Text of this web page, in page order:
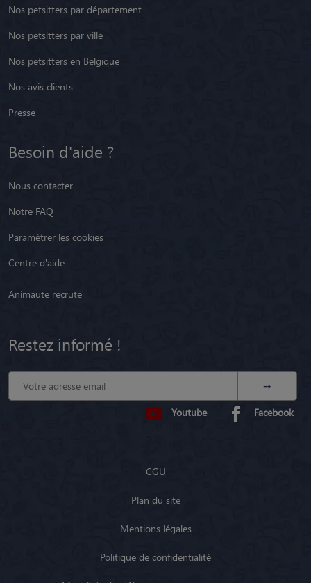
Nos petsitters par département
Nos petsitters par ville
Nos petsitters en Belgique
Nos avis clients
Presse
Besoin d'aide ?
Nous contacter
Notre FAQ
Paramétrer les cookies
Centre d'aide
Animaute recrute
Restez informé !
Youtube Facebook
CGU
Plan du site
Mentions légales
Politique de confidentialité